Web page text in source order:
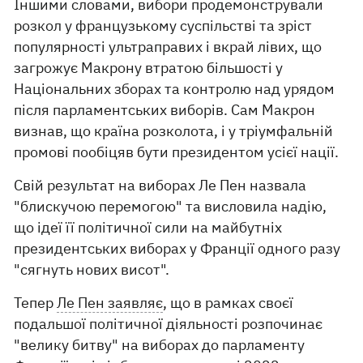
Іншими словами, вибори продемонстрували
розкол у французькому суспільстві та зріст
популярності ультраправих і вкрай лівих, що
загрожує Макрону втратою більшості у
Національних зборах та контролю над урядом
після парламентських виборів. Сам Макрон
визнав, що країна розколота, і у тріумфальній
промові пообіцяв бути президентом усієї нації.
Свій результат на виборах Ле Пен назвала
"блискучою перемогою" та висловила надію,
що ідеї її політичної сили на майбутніх
президентських виборах у Франції одного разу
"сягнуть нових висот".
ТеперЛе Пен заявляє, що в рамках своєї
подальшої політичної діяльності розпочинає
"велику битву" на виборах до парламенту